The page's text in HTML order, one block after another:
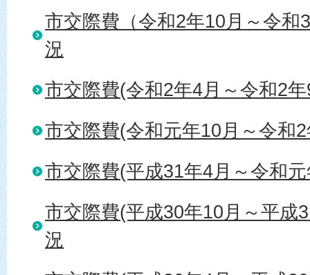
市交際費（令和2年10月～令和
況
市交際費(令和2年4月～令和2
市交際費(令和元年10月～令和
市交際費(平成31年4月～令和
市交際費(平成30年10月～平成
況